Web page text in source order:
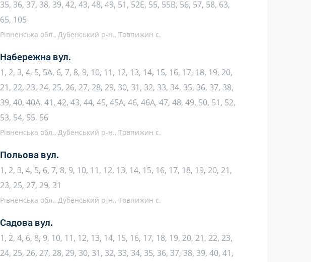
35, 36, 37, 38, 39, 42, 43, 48, 49, 51, 52Е, 55, 55В, 56, 57, 58, 63,
65, 105
Рівненська обл., Дубенський р-н., Товпижин с.
Набережна вул.
1, 2, 3, 4, 5, 5А, 6, 7, 8, 9, 10, 11, 12, 13, 14, 15, 16, 17, 18, 19, 20,
21, 22, 23, 24, 25, 26, 27, 28, 29, 30, 31, 32, 33, 34, 35, 36, 37, 38,
39, 40, 40А, 41, 42, 43, 44, 45, 45А, 46, 46А, 47, 48, 49, 50, 51, 52,
53, 54, 55, 56
Рівненська обл., Дубенський р-н., Товпижин с.
Польова вул.
1, 2, 3, 4, 5, 6, 7, 8, 9, 10, 11, 12, 13, 14, 15, 16, 17, 18, 19, 20, 21,
23, 25, 27, 29, 31
Рівненська обл., Дубенський р-н., Товпижин с.
Садова вул.
1, 2, 4, 6, 8, 9, 10, 11, 12, 13, 14, 15, 16, 17, 18, 19, 20, 21, 22, 23,
24, 25, 26, 27, 28, 29, 30, 31, 32, 33, 34, 35, 36, 37, 38, 39, 40, 41,